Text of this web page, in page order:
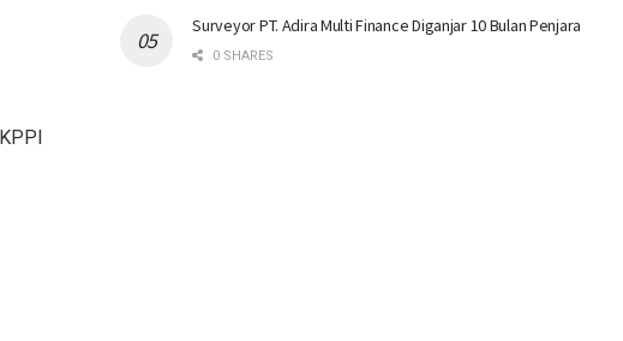
Surveyor PT. Adira Multi Finance Diganjar 10 Bulan Penjara
0 SHARES